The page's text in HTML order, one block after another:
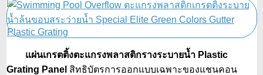
แผ่นเกรตติ้งตะแกรงพลาสติกรางระบายน้ำ Plastic
Grating Panel สิทธิบัตรการออกแบบเฉพาะของแชนคอน